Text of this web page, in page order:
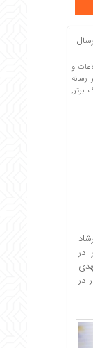
و
رسانه
برتر,
در
در